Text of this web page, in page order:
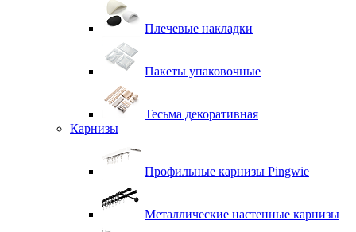
Плечевые накладки
Пакеты упаковочные
Тесьма декоративная
Карнизы
Профильные карнизы Pingwie
Металлические настенные карнизы